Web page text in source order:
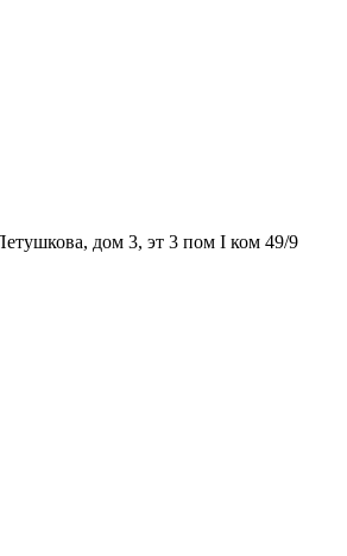
дом 3, эт 3 пом I ком 49/9